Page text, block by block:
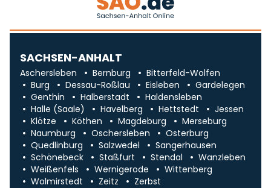
SACHSEN-ANHALT
Aschersleben Bernburg
Bitterfeld-Wolfen
Burg
Dessau-Roßlau Eisleben
Gardelegen
Genthin
Halberstadt
Haldensleben
Halle (Saale)
Havelberg Hettstedt
Jessen
Klötze
Köthen Magdeburg
Merseburg
Naumburg
Oschersleben
Osterburg
Quedlinburg
Salzwedel
Sangerhausen
Schönebeck
Staßfurt Stendal
Wanzleben
Weißenfels
Wernigerode
Wittenberg
Wolmirstedt
Zeitz Zerbst